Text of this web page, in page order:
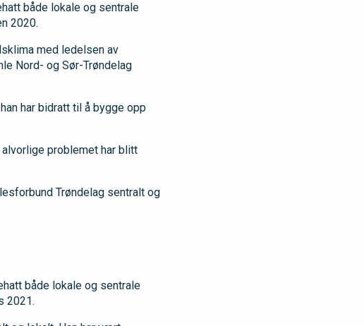
både lokale og sentrale
2020.
med ledelsen av
Nord- og Sør-Trøndelag
har bidratt til å bygge opp
problemet har blitt
Trøndelag sentralt og
både lokale og sentrale
2021.